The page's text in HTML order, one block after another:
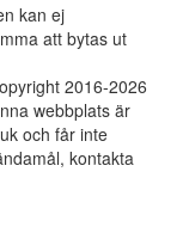
kan ej
att bytas ut
2016-2026
webbplats är
och får inte
kontakta